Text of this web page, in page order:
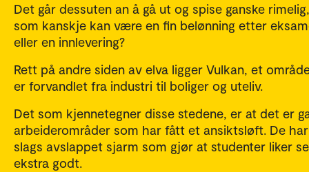
Det går dessuten an å gå ut og spise ganske
som kanskje kan være en fin belønning etter
eller en innlevering?
Rett på andre siden av elva ligger Vulkan, et
er forvandlet fra industri til boliger og uteliv.
Det som kjennetegner disse stedene, er at det er
arbeiderområder som har fått et ansiktsløft. De
slags avslappet sjarm som gjør at studenter liker
ekstra godt.